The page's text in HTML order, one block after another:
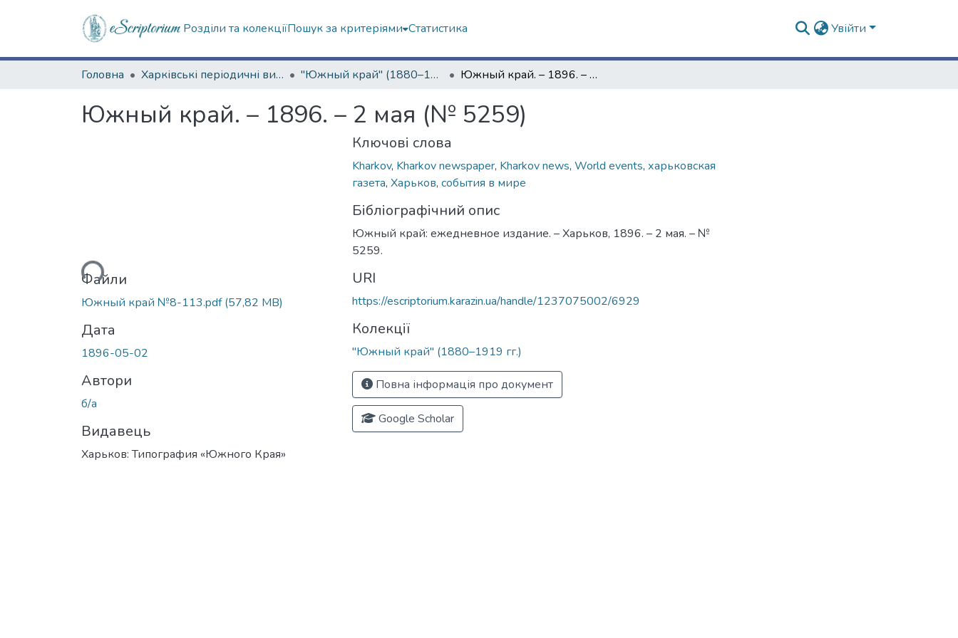
Розділи та колекціїПошук за критеріями Статистика Увійти
Головна Харківські періодичні видання "Южный край" (1880–1919 гг.) Южный край. – 1896. – 2 мая (№ 5259)
Южный край. – 1896. – 2 мая (№ 5259)
Вантажиться...Файли
Южный край №8-113.pdf(57,82 MB)
Дата
1896-05-02
Автори
б/а
Видавець
Харьков: Типография «Южного Края»
Ключові слова
Kharkov, Kharkov newspaper, Kharkov news, World events, харьковская
газета, Харьков, события в мире
Бібліографічний опис
Южный край: ежедневное издание. – Харьков, 1896. – 2 мая. – №
5259.
URI
https://escriptorium.karazin.ua/handle/1237075002/6929
Колекції
"Южный край" (1880–1919 гг.)
Повна інформація про документ
Google Scholar